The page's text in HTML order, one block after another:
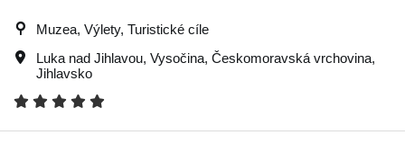
Muzea, Výlety, Turistické cíle
Luka nad Jihlavou, Vysočina, Českomoravská vrchovina,
Jihlavsko